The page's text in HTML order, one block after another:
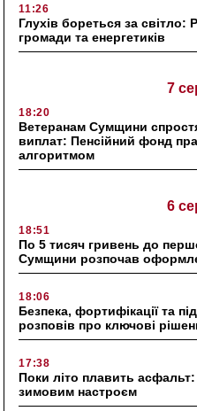
11:26
Глухів бореться за світло:
громади та енергетиків
7
18:20
Ветеранам Сумщини
виплат: Пенсійний фонд
алгоритмом
6
18:51
По 5 тисяч гривень до
Сумщини розпочав
18:06
Безпека, фортифікації та
розповів про ключові
17:38
Поки літо плавить асфальт:
зимовим настроєм